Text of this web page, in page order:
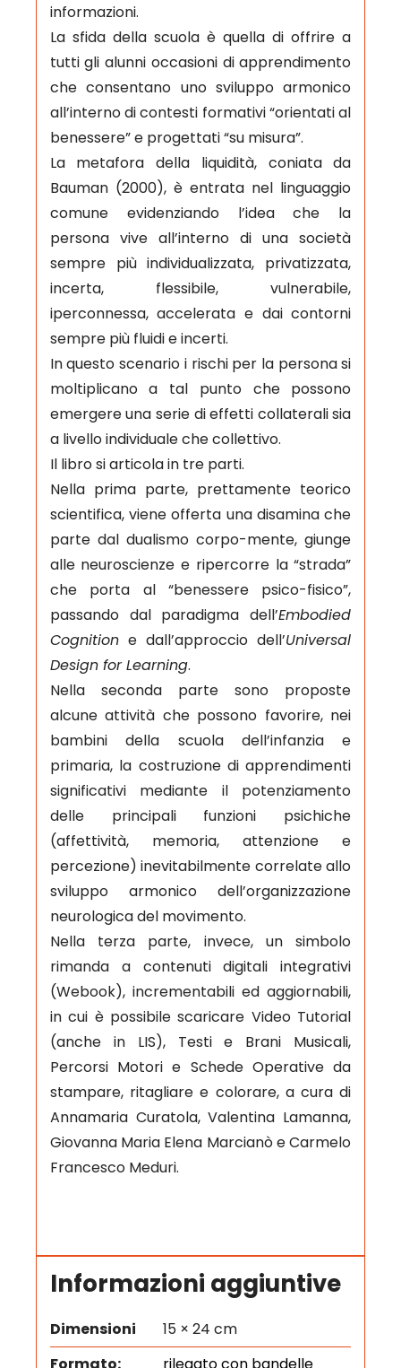
informazioni.
La sfida della scuola è quella di offrire a
tutti gli alunni occasioni di apprendimento
che consentano uno sviluppo armonico
all’interno di contesti formativi “orientati al
benessere” e progettati “su misura”.
La metafora della liquidità, coniata da
Bauman (2000), è entrata nel linguaggio
comune evidenziando l’idea che la
persona vive all’interno di una società
sempre più individualizzata, privatizzata,
incerta, flessibile, vulnerabile,
iperconnessa, accelerata e dai contorni
sempre più fluidi e incerti.
In questo scenario i rischi per la persona si
moltiplicano a tal punto che possono
emergere una serie di effetti collaterali sia
a livello individuale che collettivo.
Il libro si articola in tre parti.
Nella prima parte, prettamente teorico
scientifica, viene offerta una disamina che
parte dal dualismo corpo-mente, giunge
alle neuroscienze e ripercorre la “strada”
che porta al “benessere psico-fisico”,
passando dal paradigma dell’Embodied
Cognitione dall’approccio dell’Universal
Design for Learning.
Nella seconda parte sono proposte
alcune attività che possono favorire, nei
bambini della scuola dell’infanzia e
primaria, la costruzione di apprendimenti
significativi mediante il potenziamento
delle principali funzioni psichiche
(affettività, memoria, attenzione e
percezione) inevitabilmente correlate allo
sviluppo armonico dell’organizzazione
neurologica del movimento.
Nella terza parte, invece, un simbolo
rimanda a contenuti digitali integrativi
(Webook), incrementabili ed aggiornabili,
in cui è possibile scaricare Video Tutorial
(anche in LIS), Testi e Brani Musicali,
Percorsi Motori e Schede Operative da
stampare, ritagliare e colorare, a cura di
Annamaria Curatola, Valentina Lamanna,
Giovanna Maria Elena Marcianò e Carmelo
Francesco Meduri.
Informazioni aggiuntive
Dimensioni
15 × 24 cm